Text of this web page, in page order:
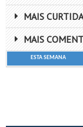
MAIS
MAIS
ESTA SEMANA